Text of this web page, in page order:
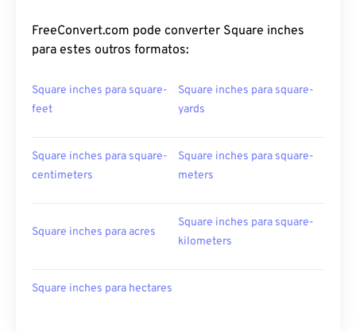
FreeConvert.com pode converter Square inches
para estes outros formatos:
Square inches para square-
feet
Square inches para square-
yards
Square inches para square-
centimeters
Square inches para square-
meters
Square inches para acres
Square inches para square-
kilometers
Square inches para hectares